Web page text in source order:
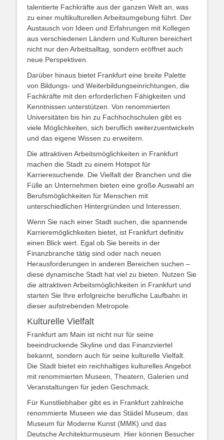
talentierte Fachkräfte aus der ganzen Welt an, was
zu einer multikulturellen Arbeitsumgebung führt. Der
Austausch von Ideen und Erfahrungen mit Kollegen
aus verschiedenen Ländern und Kulturen bereichert
nicht nur den Arbeitsalltag, sondern eröffnet auch
neue Perspektiven.
Darüber hinaus bietet Frankfurt eine breite Palette
von Bildungs- und Weiterbildungseinrichtungen, die
Fachkräfte mit den erforderlichen Fähigkeiten und
Kenntnissen unterstützen. Von renommierten
Universitäten bis hin zu Fachhochschulen gibt es
viele Möglichkeiten, sich beruflich weiterzuentwickeln
und das eigene Wissen zu erweitern.
Die attraktiven Arbeitsmöglichkeiten in Frankfurt
machen die Stadt zu einem Hotspot für
Karrieresuchende. Die Vielfalt der Branchen und die
Fülle an Unternehmen bieten eine große Auswahl an
Berufsmöglichkeiten für Menschen mit
unterschiedlichen Hintergründen und Interessen.
Wenn Sie nach einer Stadt suchen, die spannende
Karrieremöglichkeiten bietet, ist Frankfurt definitiv
einen Blick wert. Egal ob Sie bereits in der
Finanzbranche tätig sind oder nach neuen
Herausforderungen in anderen Bereichen suchen –
diese dynamische Stadt hat viel zu bieten. Nutzen Sie
die attraktiven Arbeitsmöglichkeiten in Frankfurt und
starten Sie Ihre erfolgreiche berufliche Laufbahn in
dieser aufstrebenden Metropole.
Kulturelle Vielfalt
Frankfurt am Main ist nicht nur für seine
beeindruckende Skyline und das Finanzviertel
bekannt, sondern auch für seine kulturelle Vielfalt.
Die Stadt bietet ein reichhaltiges kulturelles Angebot
mit renommierten Museen, Theatern, Galerien und
Veranstaltungen für jeden Geschmack.
Für Kunstliebhaber gibt es in Frankfurt zahlreiche
renommierte Museen wie das Städel Museum, das
Museum für Moderne Kunst (MMK) und das
Deutsche Architekturmuseum. Hier können Besucher